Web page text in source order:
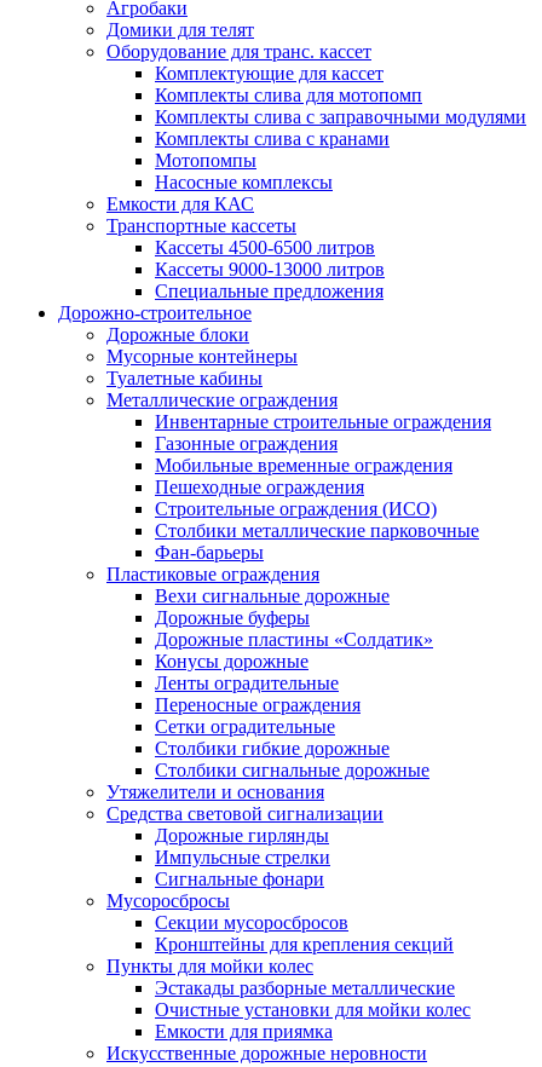
Агробаки
Домики для телят
Оборудование для транс. кассет
Комплектующие для кассет
Комплекты слива для мотопомп
Комплекты слива с заправочными модулями
Комплекты слива с кранами
Мотопомпы
Насосные комплексы
Емкости для КАС
Транспортные кассеты
Кассеты 4500-6500 литров
Кассеты 9000-13000 литров
Специальные предложения
Дорожно-строительное
Дорожные блоки
Мусорные контейнеры
Туалетные кабины
Металлические ограждения
Инвентарные строительные ограждения
Газонные ограждения
Мобильные временные ограждения
Пешеходные ограждения
Строительные ограждения (ИСО)
Столбики металлические парковочные
Фан-барьеры
Пластиковые ограждения
Вехи сигнальные дорожные
Дорожные буферы
Дорожные пластины «Солдатик»
Конусы дорожные
Ленты оградительные
Переносные ограждения
Сетки оградительные
Столбики гибкие дорожные
Столбики сигнальные дорожные
Утяжелители и основания
Средства световой сигнализации
Дорожные гирлянды
Импульсные стрелки
Сигнальные фонари
Мусоросбросы
Секции мусоросбросов
Кронштейны для крепления секций
Пункты для мойки колес
Эстакады разборные металлические
Очистные установки для мойки колес
Емкости для приямка
Искусственные дорожные неровности